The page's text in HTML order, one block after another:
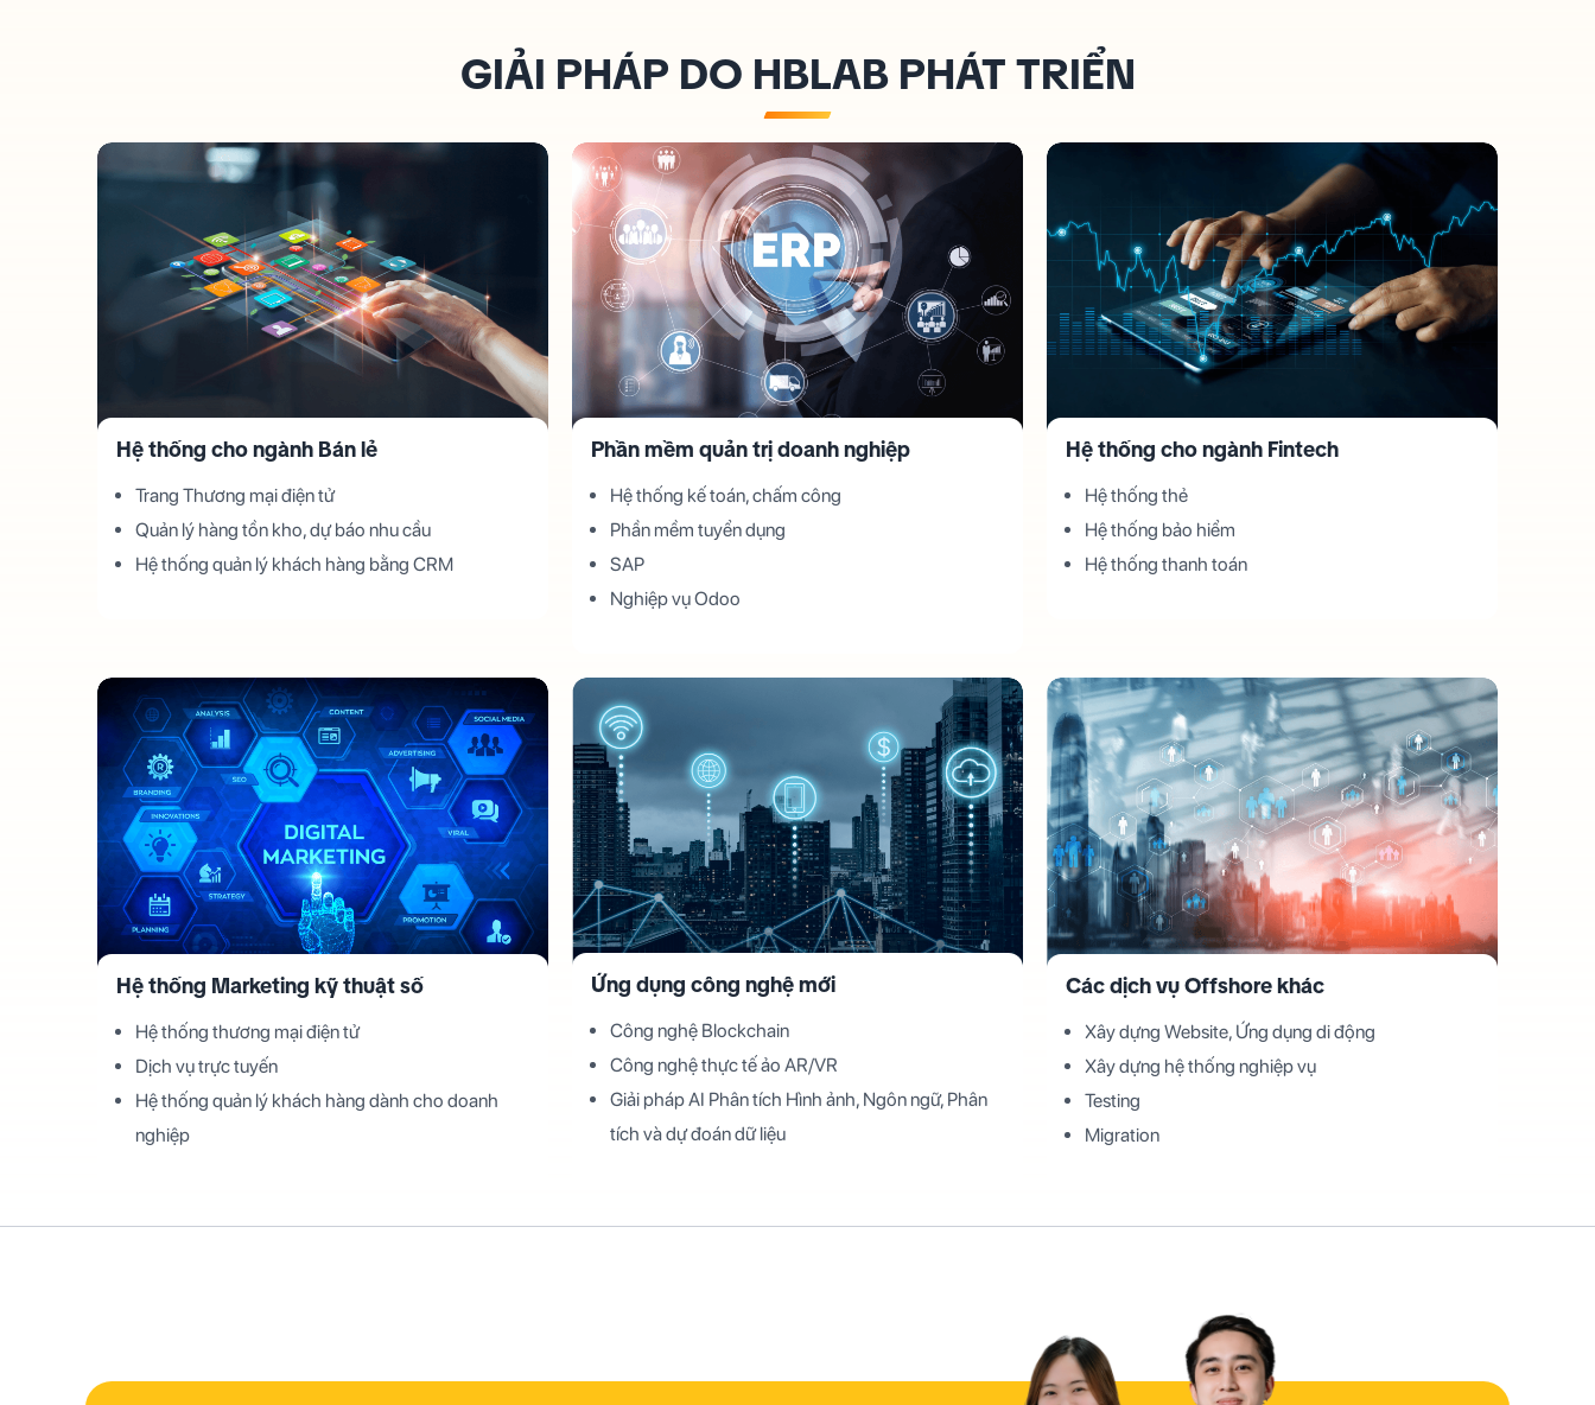
GIẢI PHÁP DO HBLAB PHÁT TRIỂN
Hệ thống cho ngành Bán lẻ
Trang Thương mại điện tử
Quản lý hàng tồn kho, dự báo nhu cầu
Hệ thống quản lý khách hàng bằng CRM
Phần mềm quản trị doanh nghiệp
Hệ thống kế toán, chấm công
Phần mềm tuyển dụng
SAP
Nghiệp vụ Odoo
Hệ thống cho ngành Fintech
Hệ thống thẻ
Hệ thống bảo hiểm
Hệ thống thanh toán
Hệ thống Marketing kỹ thuật số
Hệ thống thương mại điện tử
Dịch vụ trực tuyến
Hệ thống quản lý khách hàng dành cho doanh
nghiệp
Ứng dụng công nghệ mới
Công nghệ Blockchain
Công nghệ thực tế ảo AR/VR
Giải pháp AI Phân tích Hình ảnh, Ngôn ngữ, Phân
tích và dự đoán dữ liệu
Các dịch vụ Offshore khác
Xây dựng Website, Ứng dụng di động
Xây dựng hệ thống nghiệp vụ
Testing
Migration